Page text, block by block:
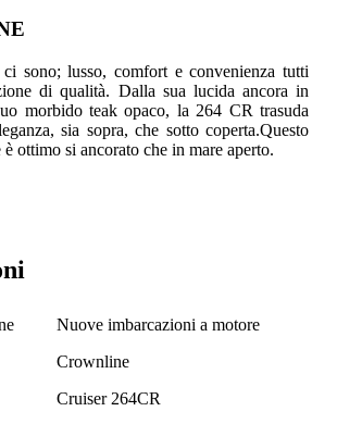
sono; lusso, comfort e convenienza tutti
di qualità. Dalla sua lucida ancora in
morbido teak opaco, la 264 CR trasuda
sia sopra, che sotto coperta.Questo
ottimo si ancorato che in mare aperto.
Nuove imbarcazioni a motore
Crownline
Cruiser 264CR